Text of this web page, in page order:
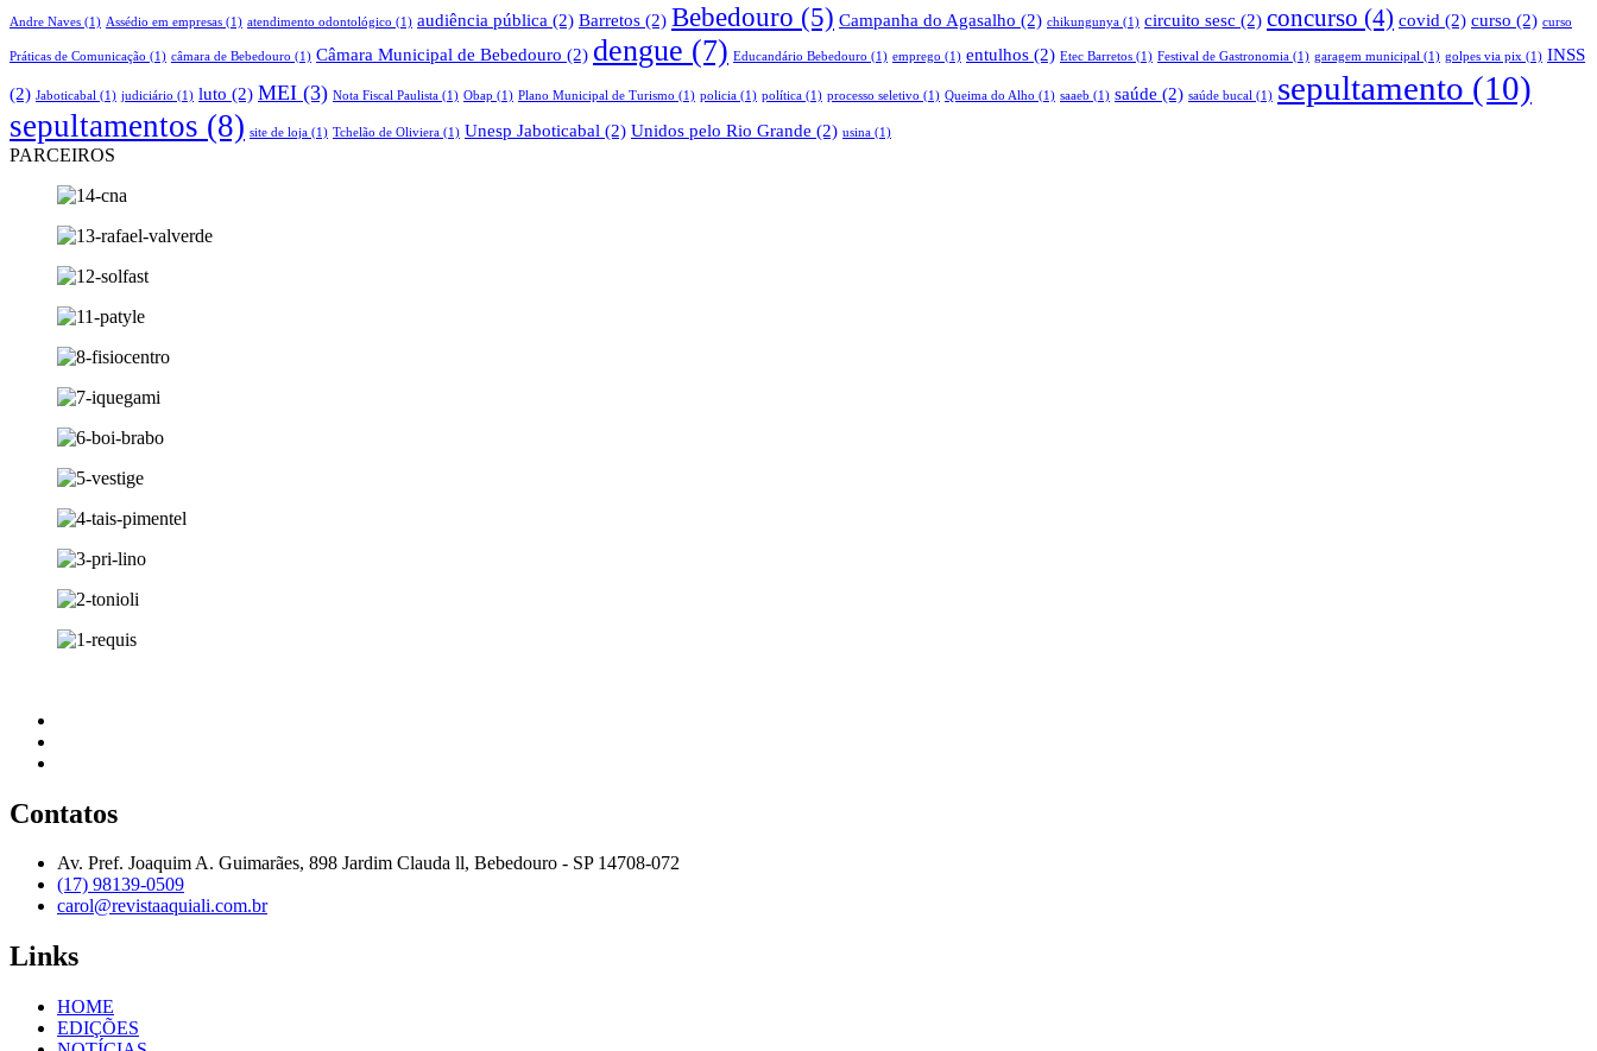
Andre Naves (1) Assédio em empresas (1) atendimento odontológico (1) audiência pública (2) Barretos (2) Bebedouro (5) Campanha do Agasalho (2) chikungunya (1) circuito sesc (2) concurso (4) covid (2) curso (2) curso
Práticas de Comunicação (1) câmara de Bebedouro (1) Câmara Municipal de Bebedouro (2) dengue (7) Educandário Bebedouro (1) emprego (1) entulhos (2) Etec Barretos (1) Festival de Gastronomia (1) garagem municipal (1) golpes via pix (1) INSS
(2) Jaboticabal (1) judiciário (1) luto (2) MEI (3) Nota Fiscal Paulista (1) Obap (1) Plano Municipal de Turismo (1) policia (1) política (1) processo seletivo (1) Queima do Alho (1) saaeb (1) saúde (2) saúde bucal (1) sepultamento (10)
sepultamentos (8) site de loja (1) Tchelão de Oliviera (1) Unesp Jaboticabal (2) Unidos pelo Rio Grande (2) usina (1)
PARCEIROS
Contatos
Av. Pref. Joaquim A. Guimarães, 898 Jardim Clauda ll, Bebedouro - SP 14708-072
(17) 98139-0509
carol@revistaaquiali.com.br
Links
HOME
EDIÇÕES